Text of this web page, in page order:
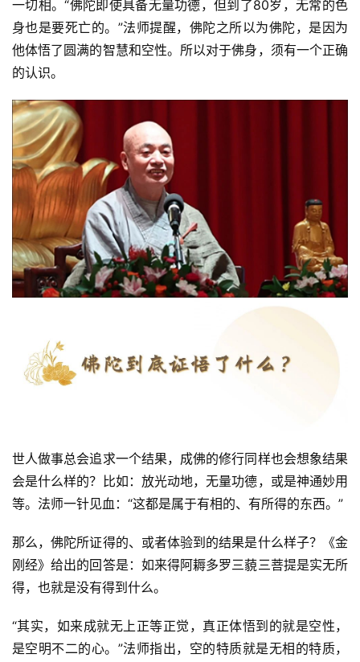
一切相。“佛陀即使具备无量功德，但到了80岁，无常的色
身也是要死亡的。”法师提醒，佛陀之所以为佛陀，是因为
他体悟了圆满的智慧和空性。所以对于佛身，须有一个正确
的认识。
世人做事总会追求一个结果，成佛的修行同样也会想象结果
会是什么样的？比如：放光动地，无量功德，或是神通妙用
等。法师一针见血：“这都是属于有相的、有所得的东西。”
那么，佛陀所证得的、或者体验到的结果是什么样子？《金
刚经》给出的回答是：如来得阿耨多罗三藐三菩提是实无所
得，也就是没有得到什么。
“其实，如来成就无上正等正觉，真正体悟到的就是空性，
是空明不二的心。”法师指出，空的特质就是无相的特质，